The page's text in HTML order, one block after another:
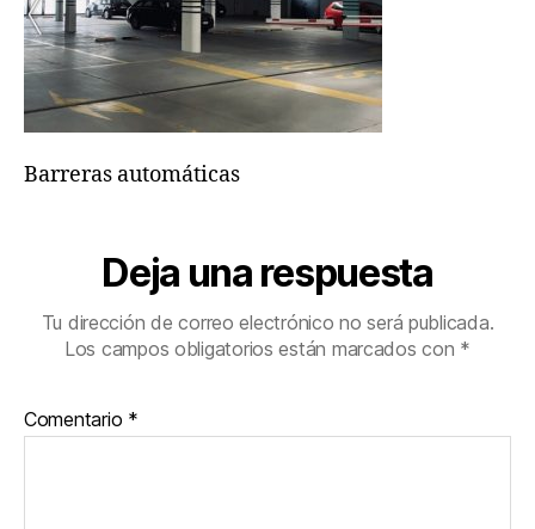
Barreras automáticas
Deja una respuesta
Tu dirección de correo electrónico no será publicada.
Los campos obligatorios están marcados con *
Comentario *